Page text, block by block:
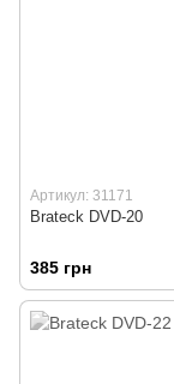
Артикул: 31171
Brateck DVD-20
385 грн